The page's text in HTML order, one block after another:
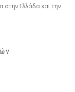
στην Ελλάδα και την